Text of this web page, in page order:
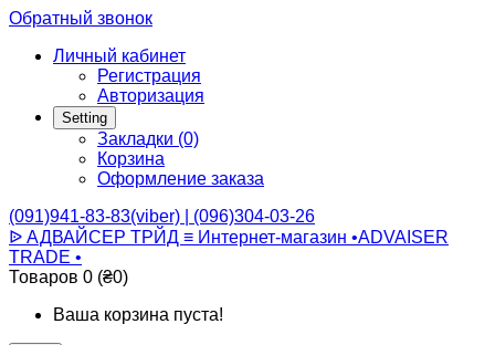
Обратный звонок
Личный кабинет
Регистрация
Авторизация
Setting
Закладки (0)
Корзина
Оформление заказа
(091)941-83-83(viber) | (096)304-03-26
ᐉ АДВАЙСЕР ТРЙД ≡ Интернет-магазин •ADVAISER
TRADE •
Товаров 0 (₴0)
Ваша корзина пуста!